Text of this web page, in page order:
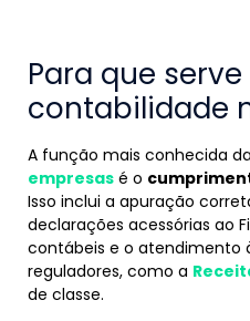
Para que serve
contabilidade
A função mais conhecida da
empresas é o
Isso inclui a apuração
declarações acessórias ao
contábeis e o atendimento
reguladores, como a
de classe.